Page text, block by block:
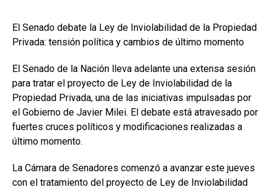
El Senado debate la Ley de Inviolabilidad de la Propiedad
Privada: tensión política y cambios de último momento
El Senado de la Nación lleva adelante una extensa sesión
para tratar el proyecto de Ley de Inviolabilidad de la
Propiedad Privada, una de las iniciativas impulsadas por
el Gobierno de Javier Milei. El debate está atravesado por
fuertes cruces políticos y modificaciones realizadas a
último momento.
La Cámara de Senadores comenzó a avanzar este jueves
con el tratamiento del proyecto de Ley de Inviolabilidad